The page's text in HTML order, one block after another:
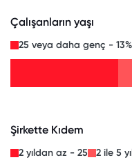
Çalışanların yaşı
25 veya daha genç - 13%
Şirkette Kıdem
2 yıldan az - 25 2 ile 5